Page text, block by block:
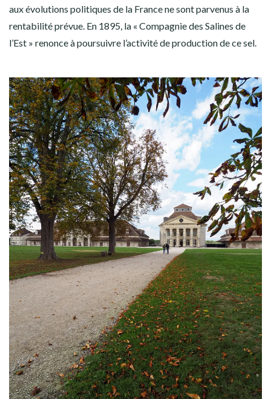
aux évolutions politiques de la France ne sont parvenus à la
rentabilité prévue. En 1895, la « Compagnie des Salines de
l’Est » renonce à poursuivre l’activité de production de ce sel.